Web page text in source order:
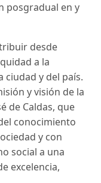
posgradual en y
desde
a la
y del país.
y visión de la
de Caldas, que
conocimiento
y con
social a una
excelencia,